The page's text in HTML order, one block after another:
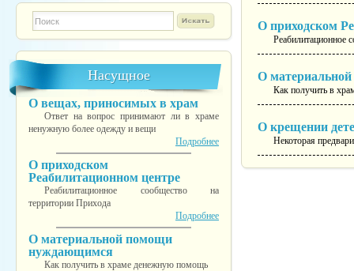
Форма поиска
TESTINS
Насущное
О вещах, приносимых в храм
Ответ на вопрос принимают ли в храме
ненужную более одежду и вещи
Подробнее
О приходском
Реабилитационном центре
Реабилитационное сообщество на
территории Прихода
Подробнее
О материальной помощи
нуждающимся
Как получить в храме денежную помощь
О приходском
Реабилитационное
О
Как получить в
О крещении
Некоторая